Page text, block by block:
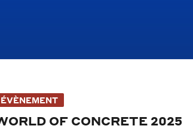
ÉVÈNEMENT
OF CONCRETE 2025